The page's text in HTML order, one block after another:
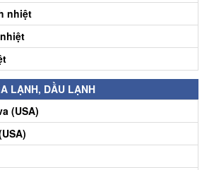
nhiệt
LẠNH, DẦU LẠNH
(USA)